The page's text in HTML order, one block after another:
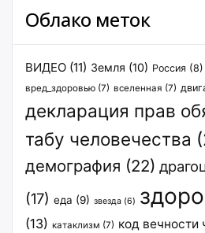
Облако меток
ВИДЕО (11) Земля (10) Россия (8)
вред_здоровью (7) вселенная (7)
декларация прав
табу человечества
демография (22)
(17) еда (9) звезда (6)
(13) катаклизм (7) код вечности